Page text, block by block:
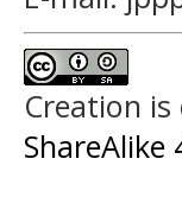
Creation